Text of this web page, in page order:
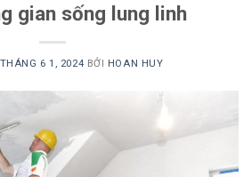
gian sống lung linh
THÁNG 6 1, 2024 BỞI HOAN HUY